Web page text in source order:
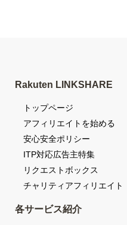
Rakuten LINKSHARE
トップページ
アフィリエイトを始める
安心安全ポリシー
ITP対応広告主特集
リクエストボックス
チャリティアフィリエイト
各サービス紹介